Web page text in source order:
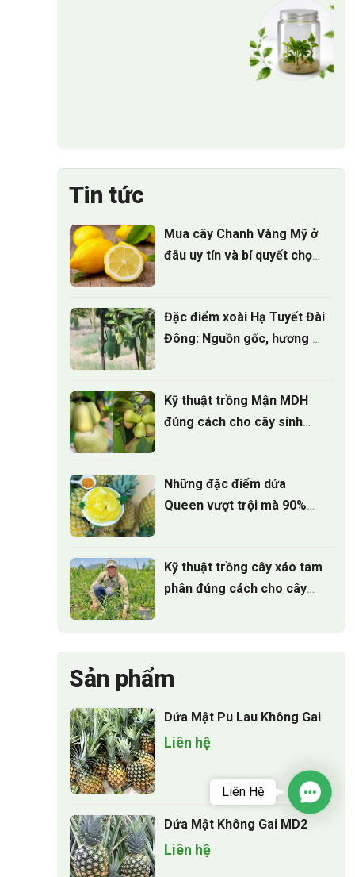
Tin tức
Mua cây Chanh Vàng Mỹ ở
đâu uy tín và bí quyết chọn
Đặc điểm xoài Hạ Tuyết Đài
Đông: Nguồn gốc, hương vị
Kỹ thuật trồng Mận MDH
đúng cách cho cây sinh
Những đặc điểm dứa
Queen vượt trội mà 90%
Kỹ thuật trồng cây xáo tam
phân đúng cách cho cây
Sản phẩm
Dứa Mật Pu Lau Không Gai
Liên hệ
Dứa Mật Không Gai MD2
Liên hệ
Liên Hệ